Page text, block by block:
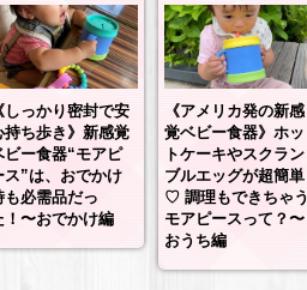
しっかり密封で安
持ち歩き》新感覚
ビー食器“モアピ
ス”は、おでかけ
も必需品だっ
！〜おでかけ編
《アメリカ発の新感
覚ベビー食器》ホッ
トケーキやスクラン
ブルエッグが超簡単
♡ 調理もできちゃう
モアピースって？〜
おうち編